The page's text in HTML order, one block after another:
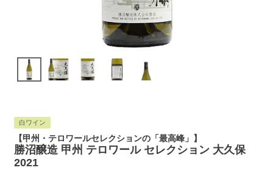
白ワイン
【甲州・テロワールセレクションの「最高峰」】
勝沼醸造 甲州 テロワール セレクション 大久保
2021